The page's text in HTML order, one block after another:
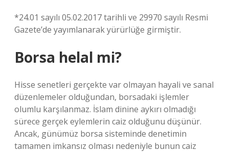
*24.01 sayılı 05.02.2017 tarihli ve 29970 sayılı Resmi
Gazete’de yayımlanarak yürürlüğe girmiştir.
Borsa helal mi?
Hisse senetleri gerçekte var olmayan hayali ve sanal
düzenlemeler olduğundan, borsadaki işlemler
olumlu karşılanmaz. İslam dinine aykırı olmadığı
sürece gerçek eylemlerin caiz olduğunu düşünür.
Ancak, günümüz borsa sisteminde denetimin
tamamen imkansız olması nedeniyle bunun caiz